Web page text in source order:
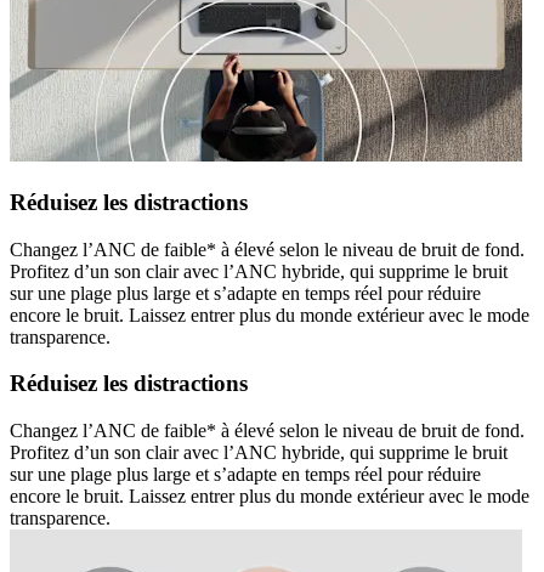
Réduisez les distractions
Changez l’ANC de faible* à élevé selon le niveau de bruit de fond.
Profitez d’un son clair avec l’ANC hybride, qui supprime le bruit
sur une plage plus large et s’adapte en temps réel pour réduire
encore le bruit. Laissez entrer plus du monde extérieur avec le mode
transparence.
Réduisez les distractions
Changez l’ANC de faible* à élevé selon le niveau de bruit de fond.
Profitez d’un son clair avec l’ANC hybride, qui supprime le bruit
sur une plage plus large et s’adapte en temps réel pour réduire
encore le bruit. Laissez entrer plus du monde extérieur avec le mode
transparence.